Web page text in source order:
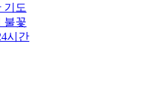
기도
불꽃
시간